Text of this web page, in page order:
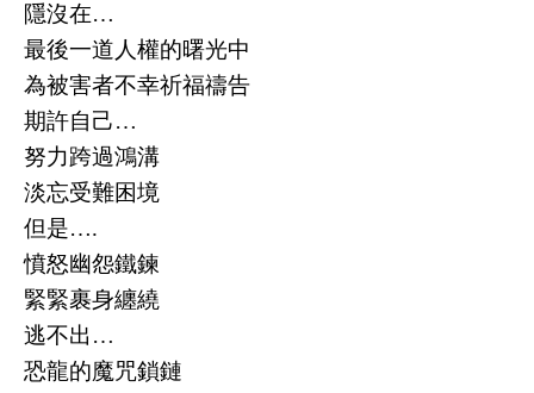
隱沒在…
最後一道人權的曙光中
為被害者不幸祈福禱告
期許自己…
努力跨過鴻溝
淡忘受難困境
但是….
憤怒幽怨鐵鍊
緊緊裹身纏繞
逃不出 …
恐龍的魔咒鎖鏈